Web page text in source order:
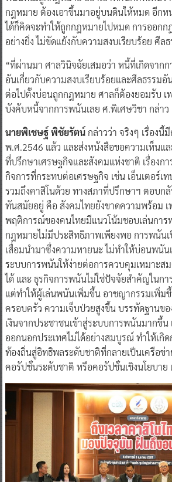
กฎหมาย ต้องเอาขึ้นมาอยู่บนดินให้หมด อีกห
ได้ก็คิดจะทำให้ถูกกฎหมายไปหมด การออกก
อย่างยิ่ง ไม่ขัดแย้งกับความสงบเรียบร้อย ศีล
“ที่ผ่านมา ศาลวินิจฉัยเสมอว่า หนี้ที่เกิดจาก
อันเกี่ยวกับความสงบเรียบร้อยและศีลธรรม
ต่อไปตั้งบ่อนถูกกฎหมาย ศาลก็ต้องยอมรับ เ
บังคับหนี้จากการพนันเลย ศ.พิเศษวิชา กล่าว
นายพิเชษฐ์ พิชัยรัตน์ กล่าวว่า จริงๆ เรื่องนี้
พ.ศ.2546 แล้ว และส่งหนังสือขอความเห็นแ
ที่ปรึกษาเศรษฐกิจและสังคมแห่งชาติ เรื่องก
กิจการที่กระทบต่อเศรษฐกิจ เช่น เอ็นเตอร์เ
รวมถึงคาสิโนด้วย ทางสภาที่ปรึกษาฯ ตอบก
ทันสมัยอยู่ คือ สังคมไทยยังขาดความพร้อม
พฤติการณ์ของคนไทยมีแนวโน้มชอบเล่นการ
กฎหมายไม่มีประสิทธิภาพเพียงพอ การพนัน
เสื่อมนำมาซึ่งความหายนะ ไม่ทำให้บ่อนพนัน
ระบบการพนันให้ง่ายต่อการควบคุมเหมาะส
ได้ และ ธุรกิจการพนันไม่ใช่ปัจจัยสำคัญในกา
แต่ทำให้ผู้เล่นพนันเพิ่มขึ้น อาชญากรรมเพิ่ม
ครอบครัว ความเจ็บป่วยสูงขึ้น บรรทัดฐานขอ
เงินจากประชาชนเข้าสู่ระบบการพนันมากขึ้
ออกนอกประเทศไม่ได้อย่างสมบูรณ์ ทำให้เกิ
ท้องถิ่นสู่อิทธิพลระดับชาติที่กลายเป็นเครือข่า
คอรัปชั่นระดับชาติ หรือคอรัปชั่นเชิงนโยบาย